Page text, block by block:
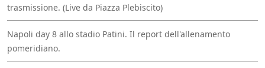
trasmissione. (Live da Piazza Plebiscito)
Napoli day 8 allo stadio Patini. Il report dell'allenamento
pomeridiano.